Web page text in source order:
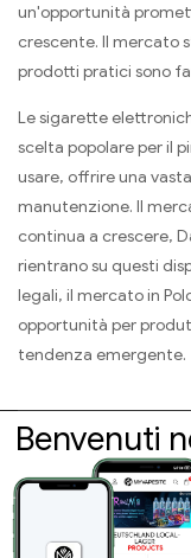
un'opportunità
crescente. Il mercato
prodotti pratici sono
Le sigarette
scelta popolare per il
usare, offrire una
manutenzione. Il
continua a crescere,
rientrano su questi
legali, il mercato in
opportunità per
tendenza emergente.
Benvenuti